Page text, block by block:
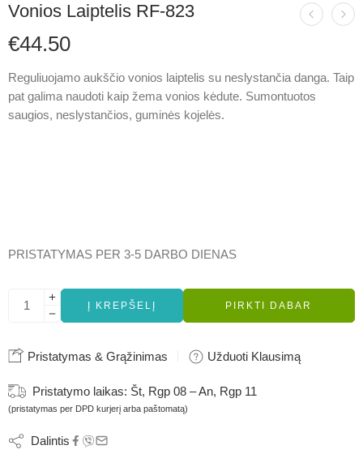
Vonios Laiptelis RF-823
€44.50
Reguliuojamo aukščio vonios laiptelis su neslystančia danga. Taip
pat galima naudoti kaip žema vonios kėdute. Sumontuotos
saugios, neslystančios, guminės kojelės.
PRISTATYMAS PER 3-5 DARBO DIENAS
Į KREPŠELĮ PIRKTI DABAR
Pristatymas & Grąžinimas Užduoti Klausimą
Pristatymo laikas: Št, Rgp 08 – An, Rgp 11
(pristatymas per DPD kurjerį arba paštomatą)
Dalintis